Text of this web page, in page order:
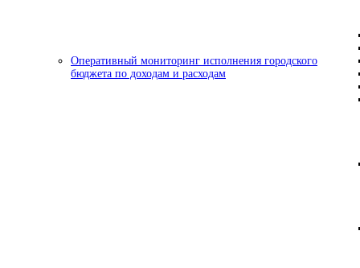
Оперативный мониторинг исполнения городского
бюджета по доходам и расходам